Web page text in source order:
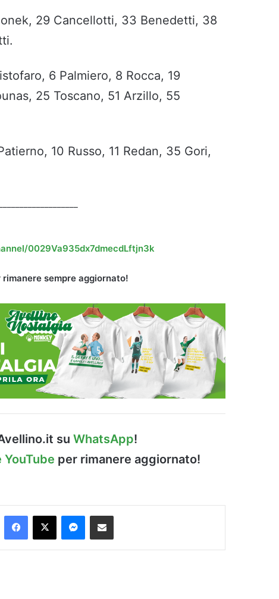
29 Cancellotti, 33 Benedetti, 38
6 Palmiero, 8 Rocca, 19
25 Toscano, 51 Arzillo, 55
10 Russo, 11 Redan, 35 Gori,
0029Va935dx7dmecdLftjn3k
rimanere sempre aggiornato!
su WhatsApp!
per rimanere aggiornato!
Facebook
X Messenger
Condividi via Email